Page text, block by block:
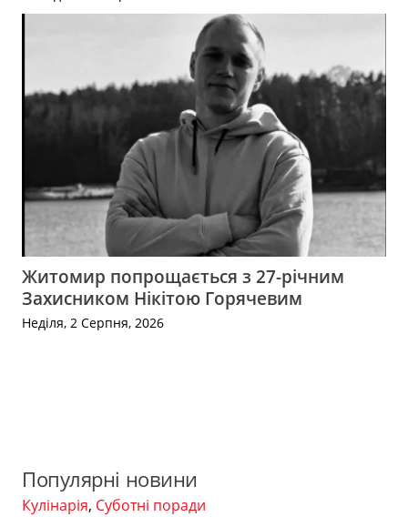
Житомир попрощається з 27-річним
Захисником Нікітою Горячевим
Неділя, 2 Серпня, 2026
Популярні новини
Кулінарія, Суботні поради